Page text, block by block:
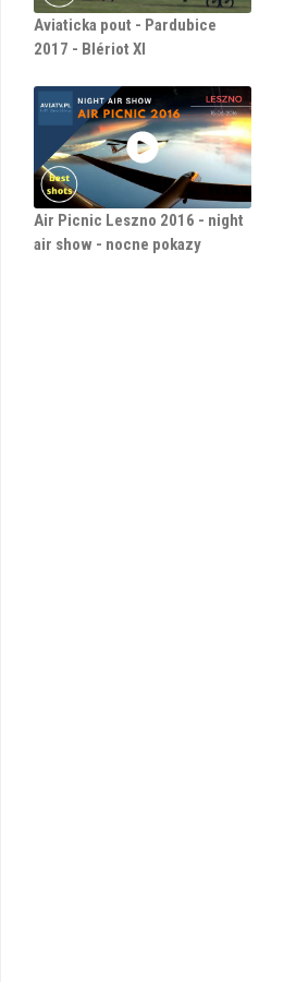
Aviaticka pout - Pardubice
2017 - Blériot XI
Air Picnic Leszno 2016 - night
air show - nocne pokazy